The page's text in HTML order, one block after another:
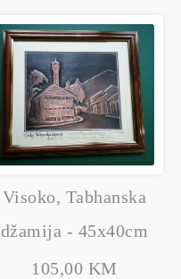
Visoko, Tabhanska
džamija - 45x40cm
105,00 KM